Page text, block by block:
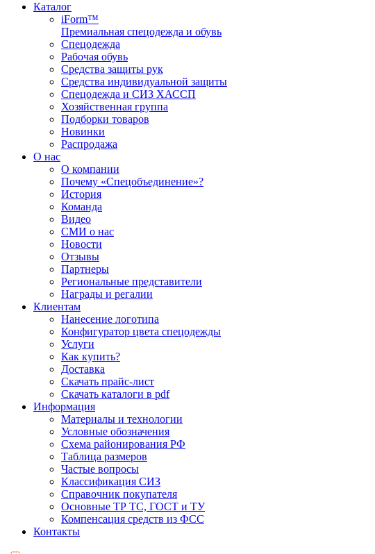
Каталог
iForm™
Премиальная спецодежда и обувь
Спецодежда
Рабочая обувь
Средства защиты рук
Средства индивидуальной защиты
Спецодежда и СИЗ ХАССП
Хозяйственная группа
Подборки товаров
Новинки
Распродажа
О нас
О компании
Почему «Спецобъединение»?
История
Команда
Видео
СМИ о нас
Новости
Отзывы
Партнеры
Региональные представители
Награды и регалии
Клиентам
Нанесение логотипа
Конфигуратор цвета спецодежды
Услуги
Как купить?
Доставка
Скачать прайс-лист
Скачать каталоги в pdf
Информация
Материалы и технологии
Условные обозначения
Схема районирования РФ
Таблица размеров
Частые вопросы
Классификация СИЗ
Справочник покупателя
Основные ТР ТС, ГОСТ и ТУ
Компенсация средств из ФСС
Контакты